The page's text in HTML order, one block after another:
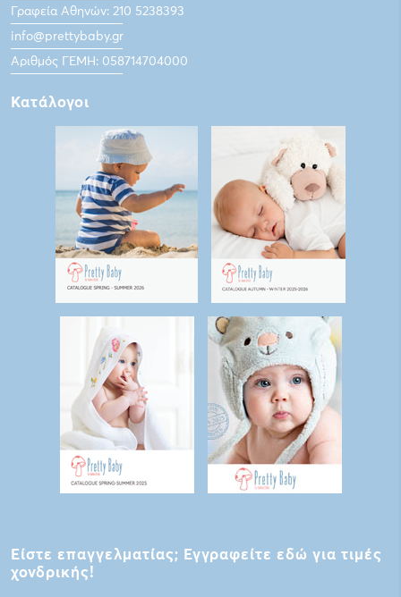
Γραφεία Αθηνών: 210 5238393
info@prettybaby.gr
Αριθμός ΓΕΜΗ: 058714704000
Κατάλογοι
Είστε επαγγελματίας; Εγγραφείτε εδώ για τιμές
χονδρικής!